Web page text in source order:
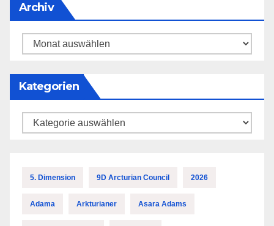
Archiv
Archiv
Kategorien
Kategorien
5. Dimension 9D Arcturian Council 2026
Adama Arkturianer Asara Adams